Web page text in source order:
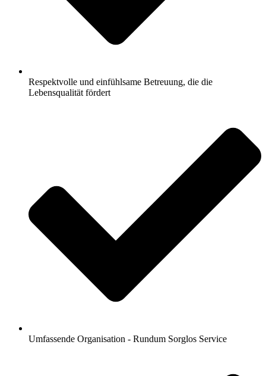
Respektvolle und einfühlsame Betreuung, die die
Lebensqualität fördert
Umfassende Organisation - Rundum Sorglos Service